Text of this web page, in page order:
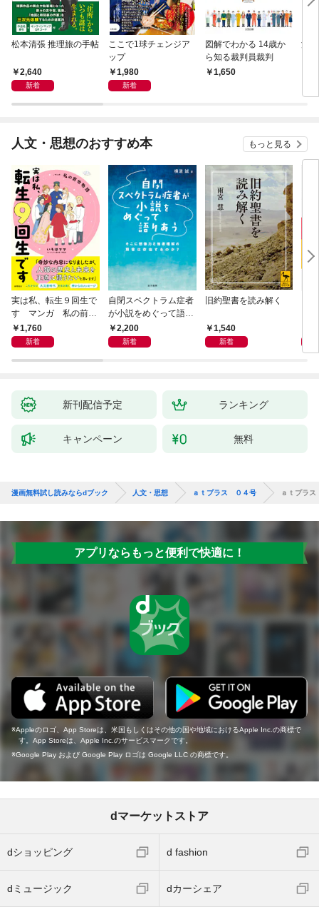
松本清張 推理旅の手帖
2,640
新着
ここで1球チェンジア
ップ
1,980
新着
図解でわかる 14歳か
ら知る裁判員裁判
1,650
深
人文・思想のおすすめ本 もっと見る
実は私、転生９回生で
す マンガ 私の前世
物語1,760
新着
自閉スペクトラム症者
が小説をめぐって語り
あう2,200
新着
旧約聖書を読み解く
1,540
新着
新刊配信予定 ランキング
キャンペーン 無料
漫画無料試し読みならdブック 人文・思想 ａｔプラス ０４号 ａｔプラ
アプリならもっと便利で快適に！
Appleのロゴ、App Storeは、米国もしくはその他の国や地域におけるApple Inc.の商標で
す。App Storeは、Apple Inc.のサービスマークです。
Google Play および Google Play ロゴは Google LLC の商標です。
dマーケットストア
dショッピング d fashion
dミュージック dカーシェア